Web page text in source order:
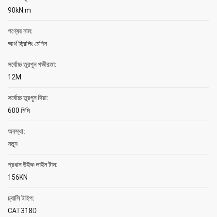
90kN.m
পণ্যের নাম:
আর্থ ড্রিলিং মেশিন
সর্বোচ্চ তুরপুন গভীরতা:
12M
সর্বোচ্চ তুরপুন দিয়া:
600 মিমি
অবস্থা:
নতুন
প্রধান উইঞ্চ লাইন টান:
156KN
চ্যাসি টাইপ:
CAT318D